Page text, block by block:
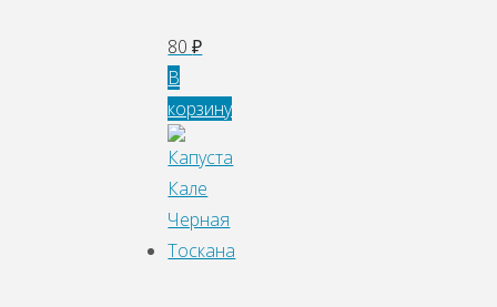
80₽
В
корзину